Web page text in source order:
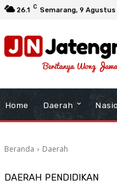
26.1 C Semarang, 9 Agustus
Home Daerah
Beranda Daerah
DAERAH PENDIDIKAN